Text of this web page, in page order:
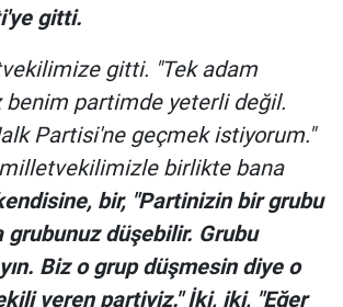
gitti.
gitti. "Tek adam
partimde yeterli değil.
Partisi'ne geçmek istiyorum."
birlikte bana
bir, "Partinizin bir grubu
grubunuz düşebilir. Grubu
Biz o grup düşmesin diye o
veren partiyiz." İki, iki, "Eğer